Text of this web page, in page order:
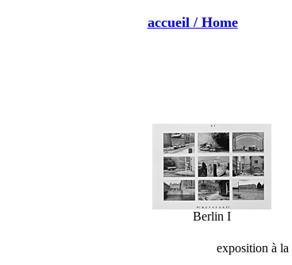
accueil / Home
Berlin I
exposition à la